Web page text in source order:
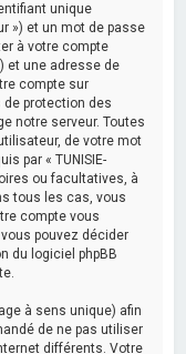
unique
») et un mot de passe
à votre compte
et une adresse de
compte sur
de protection des
notre serveur. Toutes
de votre mot
par « TUNISIE-
ou facultatives, à
tous les cas, vous
compte vous
pouvez décider
du logiciel phpBB
à sens unique) afin
de ne pas utiliser
différents. Votre